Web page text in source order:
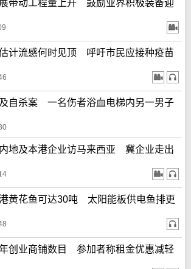
带动工程量上升 鼓励业界积极装备迎
计流感何时见顶 呼吁市民应接种疫苗
自杀案 一名伤者浴血电梯内另一男子
地及本港企业访马来西亚 冀企业走出
黄花鱼可达30吨 太阳能板供电鱼排更
创业商铺数目 参加者称租金优惠减轻